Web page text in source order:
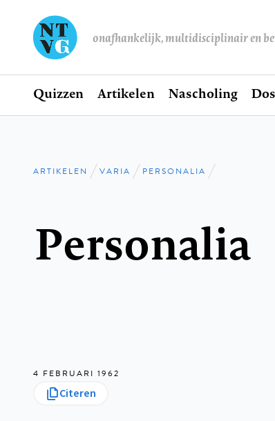
onafhankelijk, multidisciplinair en
Hoofdnavigatie
Home
Quizzen Artikelen Nascholing
Kruimelpad
ARTIKELEN VARIA PERSONALIA
Personalia
4 FEBRUARI 1962
Citeren